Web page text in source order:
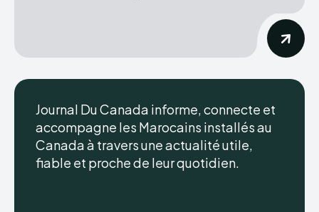
Journal Du Canada informe, connecte et
accompagne les Marocains installés au
Canada à travers une actualité utile,
fiable et proche de leur quotidien.